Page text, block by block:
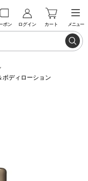
ポン ログイン カート メニュー
ディローション